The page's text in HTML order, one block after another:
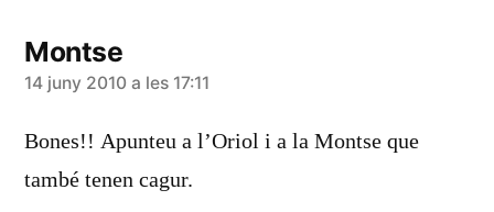
Montse
diu:
14 juny 2010 a les 17:11
Bones!! Apunteu a l’Oriol i a la Montse que
també tenen cagur.